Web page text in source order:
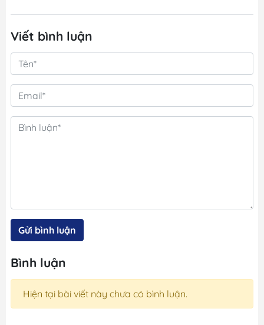
Viết bình luận
Gửi bình luận
Bình luận
Hiện tại bài viết này chưa có bình luận.